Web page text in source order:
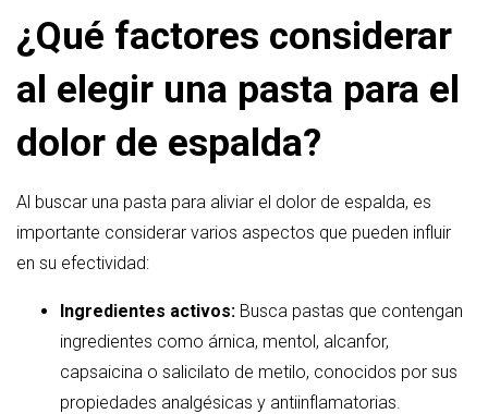
¿Qué factores considerar
al elegir una pasta para el
dolor de espalda?
Al buscar una pasta para aliviar el dolor de espalda, es
importante considerar varios aspectos que pueden influir
en su efectividad:
Ingredientes activos: Busca pastas que contengan
ingredientes como árnica, mentol, alcanfor,
capsaicina o salicilato de metilo, conocidos por sus
propiedades analgésicas y antiinflamatorias.